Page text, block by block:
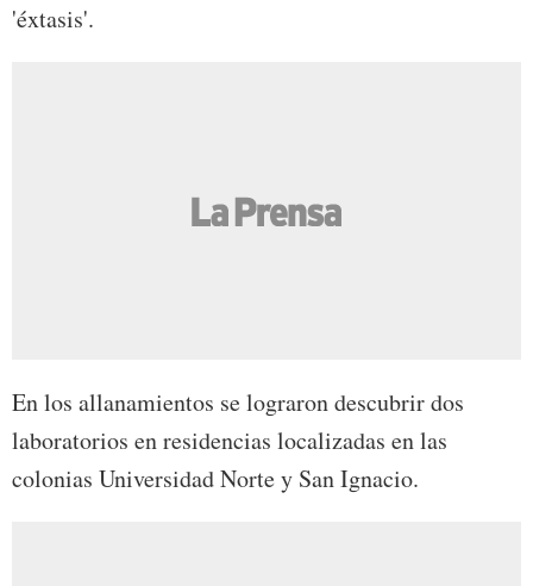
'éxtasis'.
En los allanamientos se lograron descubrir dos
laboratorios en residencias localizadas en las
colonias Universidad Norte y San Ignacio.